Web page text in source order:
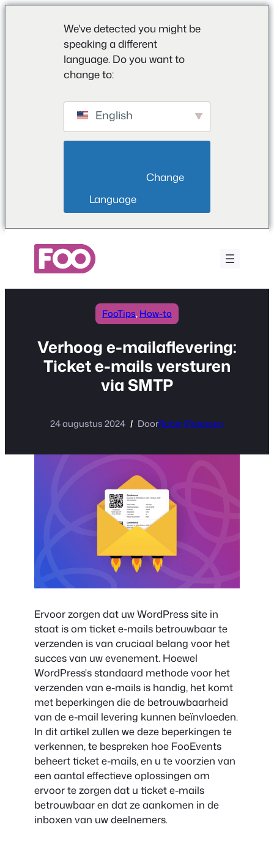
We've detected you might be
speaking a different
language. Do you want to
change to:
English
Language
FooTips, How-to
Verhoog e-mailaflevering:
Ticket e-mails versturen
via SMTP
24 augustus 2024 DoorRobin Pietersen
Ervoor zorgen dat uw WordPress site in
staat is om ticket e-mails betrouwbaar te
verzenden is van cruciaal belang voor het
succes van uw evenement. Hoewel
WordPress's standaard methode voor het
verzenden van e-mails is handig, het komt
met beperkingen die de betrouwbaarheid
van de e-mail levering kunnen beïnvloeden.
In dit artikel zullen we deze beperkingen te
verkennen, te bespreken hoe FooEvents
beheert ticket e-mails, en u te voorzien van
een aantal effectieve oplossingen om
ervoor te zorgen dat u ticket e-mails
betrouwbaar en dat ze aankomen in de
inboxen van uw deelnemers.